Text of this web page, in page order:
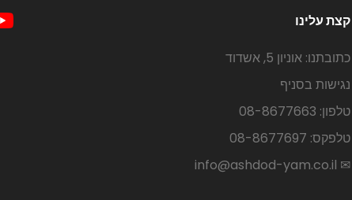
קצת עלינו
כתובתנו: אוניון 5, אשדוד
נגישות בסניף
טלפון: 08-8677663
טלפקס: 08-8677697
✉ info@ashdod-yam.co.il